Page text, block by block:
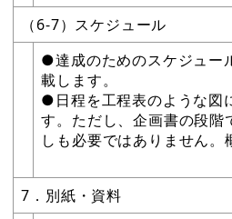
（6-7）スケジュール
●達成のためのスケジュー
載します。
●日程を工程表のような図
す。ただし、企画書の段階
しも必要ではありません
7．別紙・資料